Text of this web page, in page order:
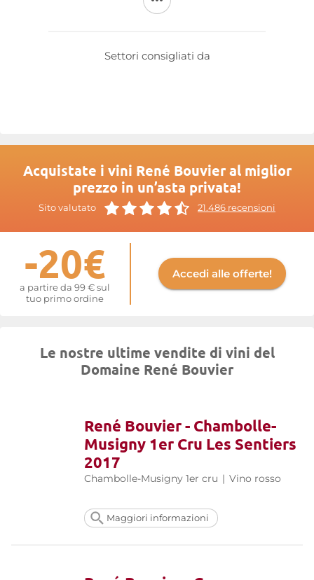
vendemmia verde, la raccolta e la cernita manuale scandiscono
cura dedicata alla vinificazione e all’affinamento colloca i vini
Settori consigliati da
Acquistate i vini René Bouvier al miglior
prezzo in un’asta privata!
Sito valutato 21.486 recensioni
-20€
a partire da 99 € sul
tuo primo ordine
Accedi alle offerte!
Le nostre ultime vendite di vini del
Domaine René Bouvier
René Bouvier - Chambolle-
Musigny 1er Cru Les Sentiers
2017
Chambolle-Musigny 1er cru | Vino rosso
Maggiori informazioni